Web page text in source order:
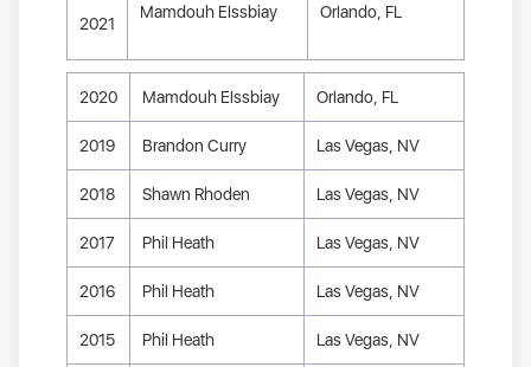
2021
Mamdouh Elssbiay Orlando, FL
2020 Mamdouh Elssbiay Orlando, FL
2019 Brandon Curry Las Vegas, NV
2018 Shawn Rhoden Las Vegas, NV
2017 Phil Heath Las Vegas, NV
2016 Phil Heath Las Vegas, NV
2015 Phil Heath Las Vegas, NV